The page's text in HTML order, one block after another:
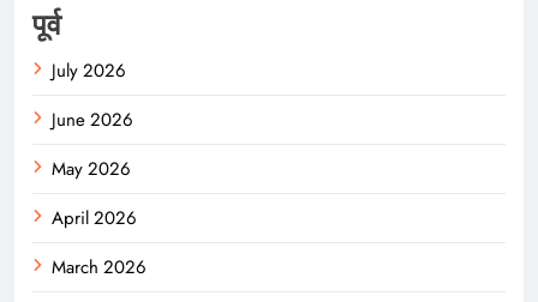
पूर्व
July 2026
June 2026
May 2026
April 2026
March 2026